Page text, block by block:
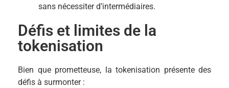
sans nécessiter d’intermédiaires.
Défis et limites de la
tokenisation
Bien que prometteuse, la tokenisation présente des
défis à surmonter :